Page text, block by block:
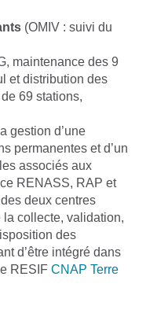
(OMIV : suivi du
maintenance des 9
et distribution des
69 stations,
gestion d’une
permanentes et d’un
associés aux
RENASS, RAP et
des deux centres
collecte, validation,
des
d’être intégré dans
RESIF CNAP Terre